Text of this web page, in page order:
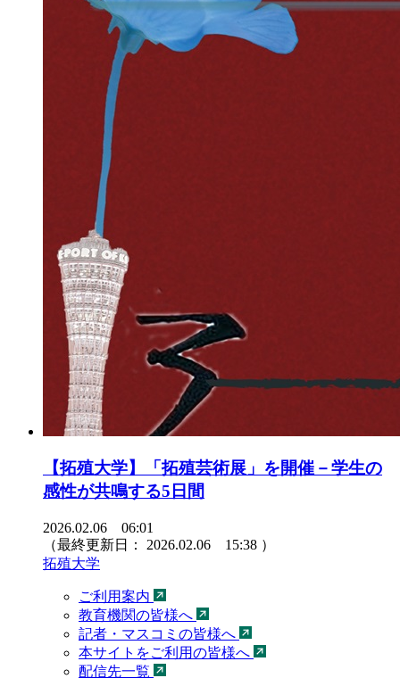
【拓殖大学】「拓殖芸術展」を開催－学生の
感性が共鳴する5日間
2026.02.06 06:01
（最終更新日： 2026.02.06 15:38 ）
拓殖大学
ご利用案内
教育機関の皆様へ
記者・マスコミの皆様へ
本サイトをご利用の皆様へ
配信先一覧